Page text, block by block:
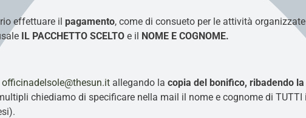
effettuare il pagamento, come di consueto per le attività
IL PACCHETTO SCELTO e il NOME E COGNOME.
officinadelsole@thesun.it allegando la copia del bonifico, ribadendo la
chiediamo di specificare nella mail il nome e cognome di